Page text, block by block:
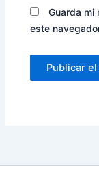
Guarda mi
este